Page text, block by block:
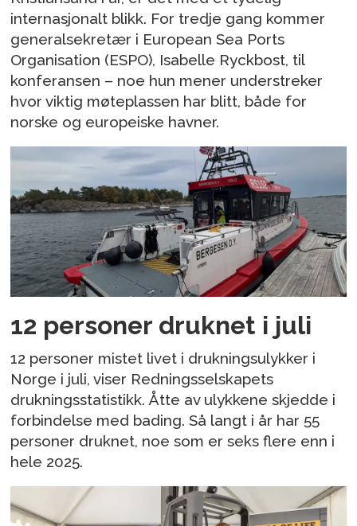
internasjonalt blikk. For tredje gang kommer
generalsekretær i European Sea Ports
Organisation (ESPO), Isabelle Ryckbost, til
konferansen – noe hun mener understreker
hvor viktig møteplassen har blitt, både for
norske og europeiske havner.
12 personer druknet i juli
12 personer mistet livet i drukningsulykker i
Norge i juli, viser Redningsselskapets
drukningsstatistikk. Åtte av ulykkene skjedde i
forbindelse med bading. Så langt i år har 55
personer druknet, noe som er seks flere enn i
hele 2025.